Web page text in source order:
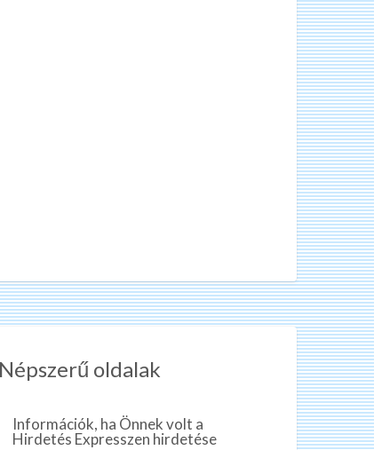
Népszerű oldalak
Információk, ha Önnek volt a
Hirdetés Expresszen hirdetése